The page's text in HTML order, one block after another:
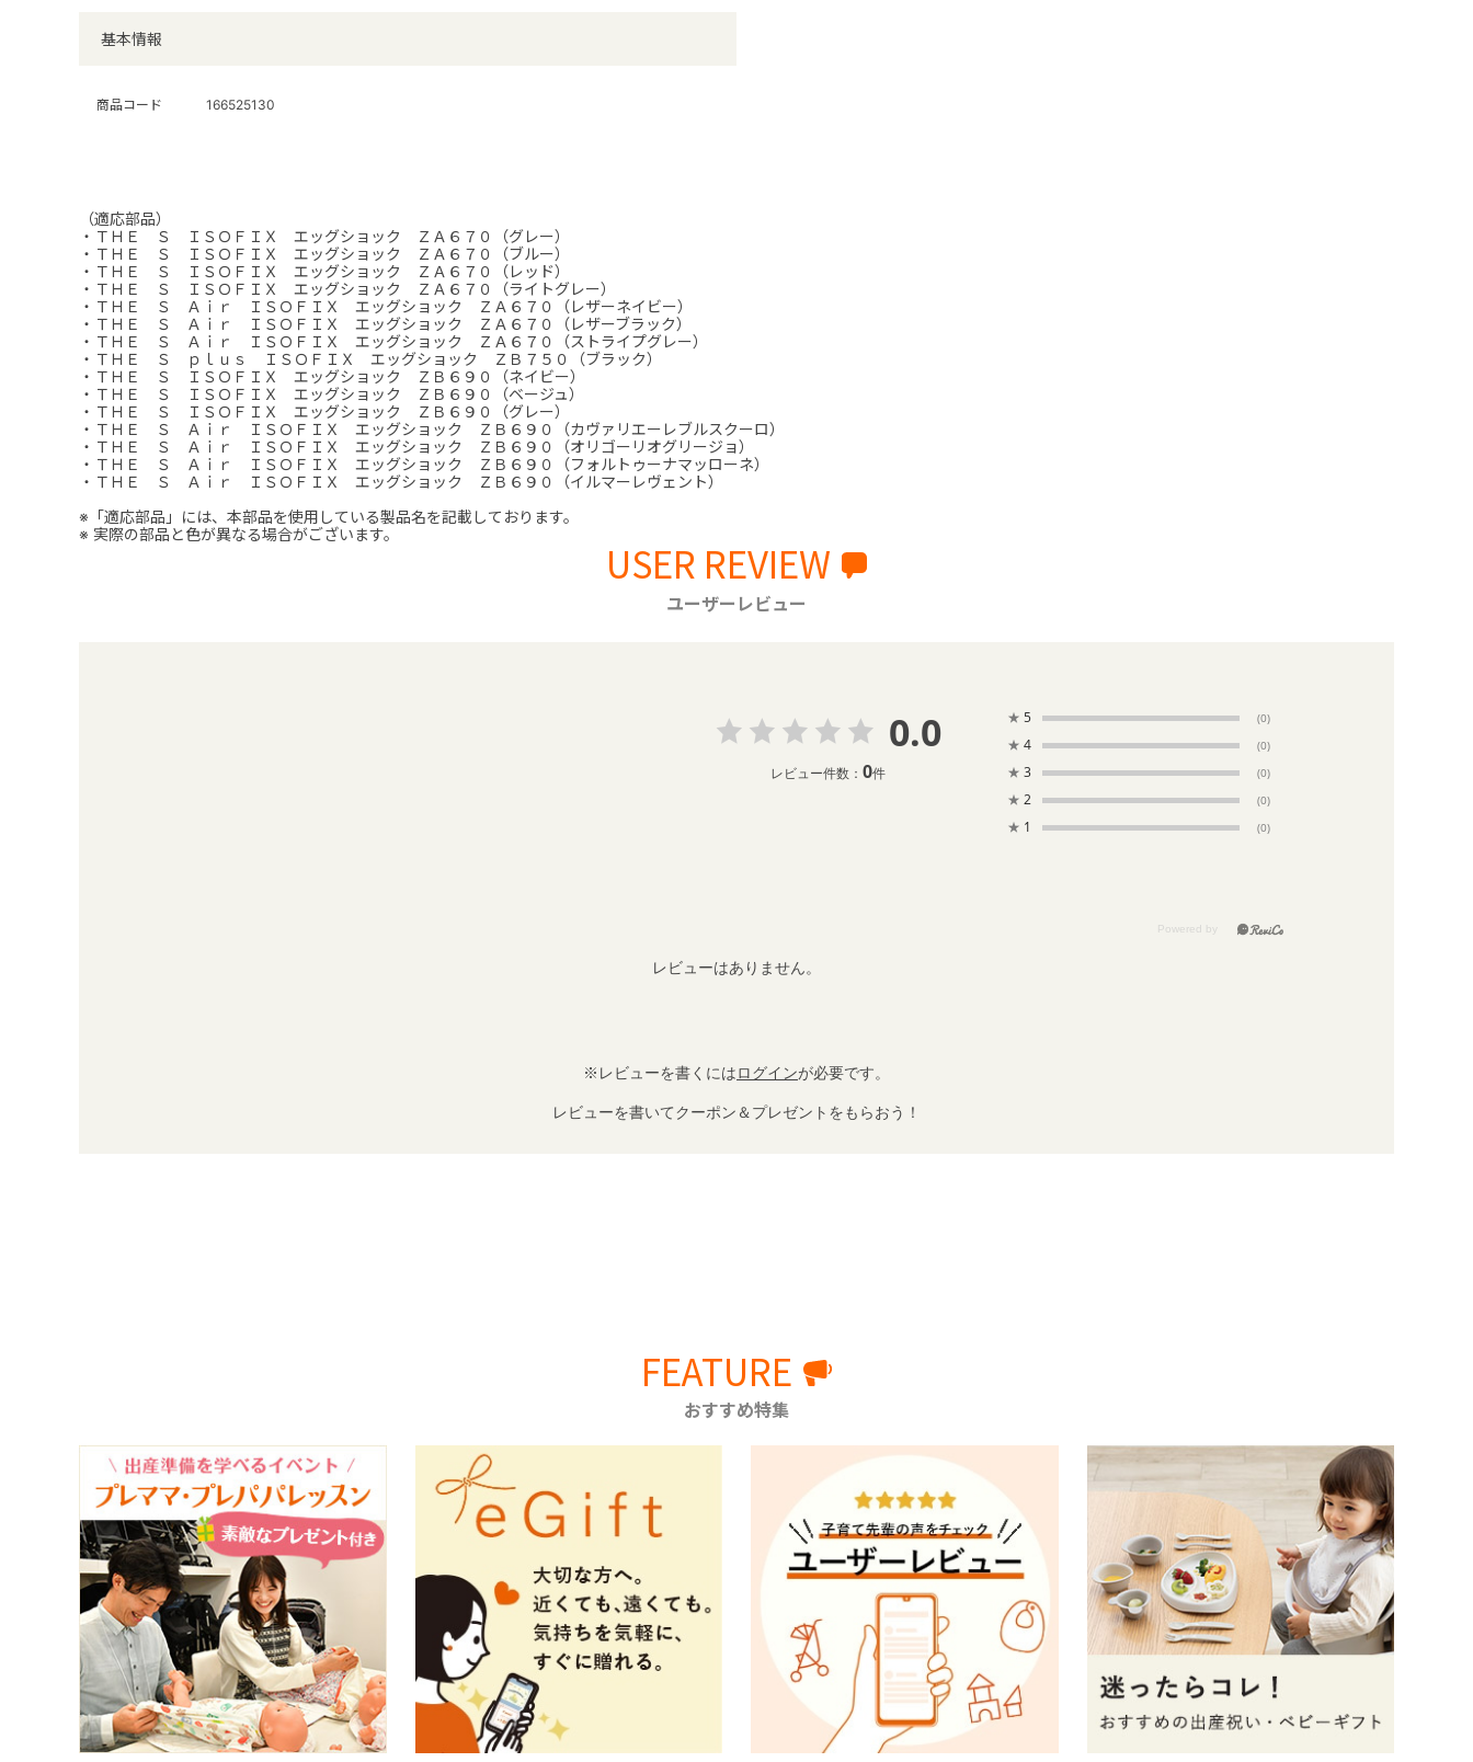
基本情報
商品コード 166525130
（適応部品）
・ＴＨＥ Ｓ ＩＳＯＦＩＸ エッグショック ＺＡ６７０（グレー）
・ＴＨＥ Ｓ ＩＳＯＦＩＸ エッグショック ＺＡ６７０（ブルー）
・ＴＨＥ Ｓ ＩＳＯＦＩＸ エッグショック ＺＡ６７０（レッド）
・ＴＨＥ Ｓ ＩＳＯＦＩＸ エッグショック ＺＡ６７０（ライトグレー）
・ＴＨＥ Ｓ Ａｉｒ ＩＳＯＦＩＸ エッグショック ＺＡ６７０（レザーネイビー）
・ＴＨＥ Ｓ Ａｉｒ ＩＳＯＦＩＸ エッグショック ＺＡ６７０（レザーブラック）
・ＴＨＥ Ｓ Ａｉｒ ＩＳＯＦＩＸ エッグショック ＺＡ６７０（ストライプグレー）
・ＴＨＥ Ｓ ｐｌｕｓ ＩＳＯＦＩＸ エッグショック ＺＢ７５０（ブラック）
・ＴＨＥ Ｓ ＩＳＯＦＩＸ エッグショック ＺＢ６９０（ネイビー）
・ＴＨＥ Ｓ ＩＳＯＦＩＸ エッグショック ＺＢ６９０（ベージュ）
・ＴＨＥ Ｓ ＩＳＯＦＩＸ エッグショック ＺＢ６９０（グレー）
・ＴＨＥ Ｓ Ａｉｒ ＩＳＯＦＩＸ エッグショック ＺＢ６９０（カヴァリエーレブルスクーロ）
・ＴＨＥ Ｓ Ａｉｒ ＩＳＯＦＩＸ エッグショック ＺＢ６９０（オリゴーリオグリージョ）
・ＴＨＥ Ｓ Ａｉｒ ＩＳＯＦＩＸ エッグショック ＺＢ６９０（フォルトゥーナマッローネ）
・ＴＨＥ Ｓ Ａｉｒ ＩＳＯＦＩＸ エッグショック ＺＢ６９０（イルマーレヴェント）
※「適応部品」には、本部品を使用している製品名を記載しております。
※ 実際の部品と色が異なる場合がございます。
USER REVIEW
ユーザーレビュー
0.0
レビュー件数： 0件
★ 5 (0)
★ 4 (0)
★ 3 (0)
★ 2 (0)
★ 1 (0)
レビューはありません。
※レビューを書くにはログインが必要です。
レビューを書いてクーポン＆プレゼントをもらおう！
FEATURE
おすすめ特集